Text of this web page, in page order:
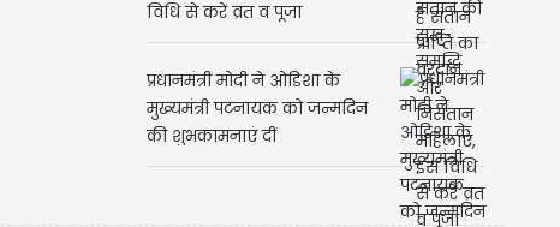
विधि से करें व्रत व पूजा
प्रधानमंत्री मोदी ने ओडिशा के
मुख्यमंत्री पटनायक को जन्मदिन
की शुभकामनाएं दीं